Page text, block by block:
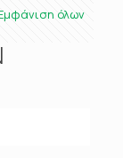
όλων